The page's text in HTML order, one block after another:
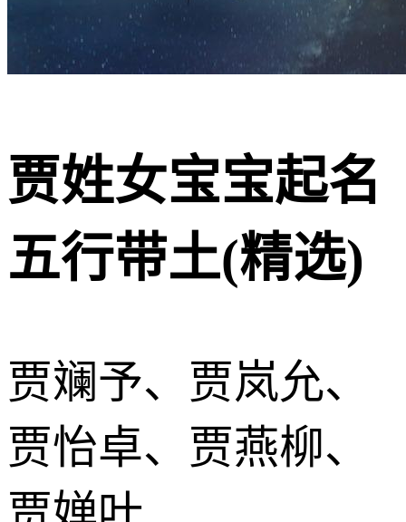
贾姓女宝宝起名
五行带土(精选)
贾斓予、贾岚允、
贾怡卓、贾燕柳、